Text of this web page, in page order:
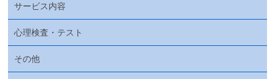
サービス内容
心理検査・テスト
その他